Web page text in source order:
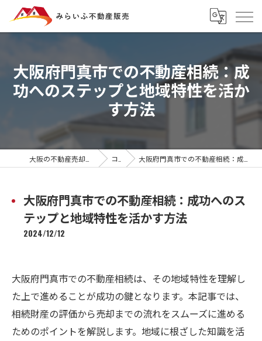
大阪府門真市での不動産相続：成
功へのステップと地域特性を活か
す方法
コラム 大阪府門真市での不動産相続：成功へのステップと地域特性を活かす方法
大阪府門真市での不動産相続：成功へのス
テップと地域特性を活かす方法
2024/12/12
大阪府門真市での不動産相続は、その地域特性を理解し
た上で進めることが成功の鍵となります。本記事では、
相続財産の評価から売却までの流れをスムーズに進める
ためのポイントを解説します。地域に根ざした知識を活